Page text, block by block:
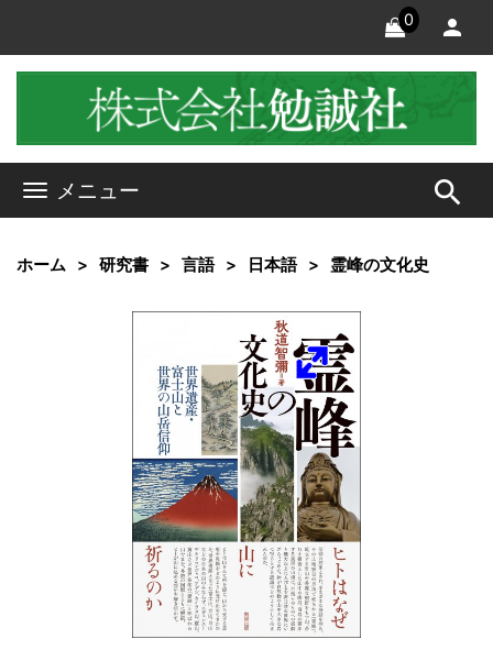
0
メニュー search
ホーム 研究書 言語 日本語 霊峰の文化史